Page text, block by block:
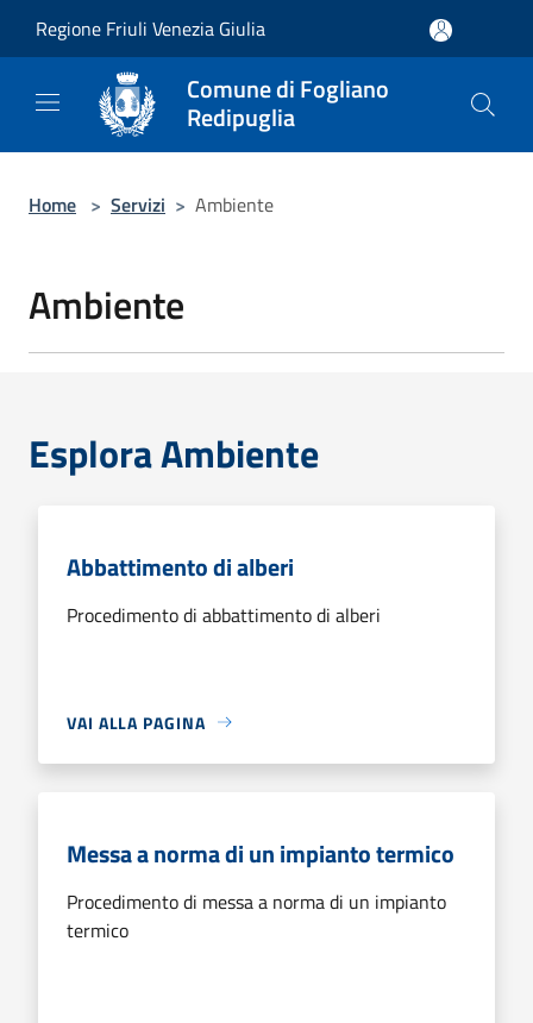
Regione Friuli Venezia Giulia
Comune di Fogliano
Redipuglia
Home > Servizi > Ambiente
Ambiente
Esplora Ambiente
Abbattimento di alberi
Procedimento di abbattimento di alberi
VAI ALLA PAGINA
Messa a norma di un impianto termico
Procedimento di messa a norma di un impianto
termico